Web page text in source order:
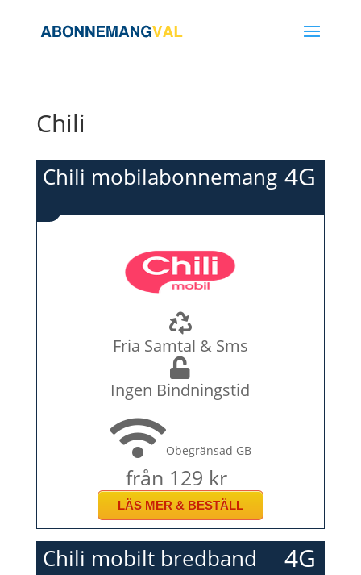
Chili
4G
Chili mobilabonnemang
Fria Samtal & Sms
Ingen Bindningstid
Obegränsad GB
från 129 kr
LÄS MER & BESTÄLL
4G
Chili mobilt bredband